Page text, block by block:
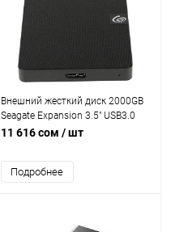
Внешний жесткий диск 2000GB
Seagate Expansion 3.5" USB3.0
[STKM2000400]
11 616 сом / шт
Подробнее